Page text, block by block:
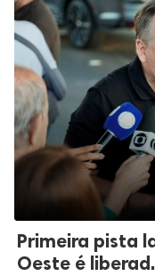
Primeira pista
Oeste é